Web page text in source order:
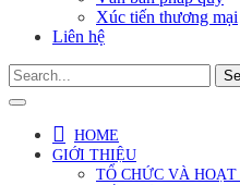
Xúc tiến thương mại
Liên hệ
HOME
GIỚI THIỆU
TỔ CHỨC VÀ